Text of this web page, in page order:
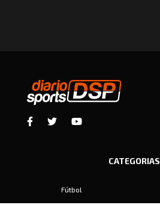
CATEGORIAS
Fútbol